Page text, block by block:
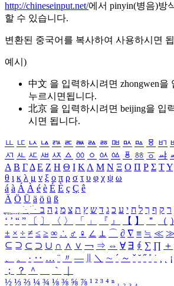
http://chineseinput.net/에서 pinyin(병음)방
할 수 있습니다.
변환된 중국어를 복사하여 사용하시면
예시)
中文 을 입력하시려면 zhongwen을
누르시면됩니다.
北京 을 입력하시려면 beijing을 입
시면 됩니다.
ㅥ ㅦ ㅧ ㅨ ㅩ ㅪ ㅫ ㅬ ㅭ ㅮ ㅯ ㅰ ㅱ ㅲ
ㅺ ㅻ ㅼ ㅽ ㅾ ㅿ ㆀ ㆁ ㆂ ㆃ ㆄ ㆅ ㆆ ㆇ
Α Β ΓΔ Ε Ζ Η Θ Ι ΚΛ Μ Ν Ξ Ο Π Ρ Σ ΤΥ
θ ι κ λ μ ν ξ ο π ρ σ τ υ φ χ ψ ω
á à Á À é è É È ç Ç ê
Ä Ö Ü ä ö ü ß
ִֶֹ ֻּ ׁׂ ר ק ף ך ל ח י ע כ ג ד ש ץ ת צ מ נ ה ב
‘ ’ “ ” 〔 〕 〈 〉 「 」 『 』 【 】 ＂ （ ）
± × ÷ ≠ ≤ ≥ ∞ ∴ ♂ ♀ ∠ ⊥ ⌒ ∂ ∇ ≡ ≒ ≪ ≫
⊆ ⊇ ⊂ ⊃ ∪ ∩ ∧ ∨ ￢ ⇒ ⇔ ∀ ∃ ∮ ∑ ∏ ＋
、
。 · ‥ … ¨ 〃 ― ＼ ∼ ´ ～ ˇ ˘ ˝ ˚ ˙ ¸ ¡
；
？ ＾ ｀
½ ⅓ ⅔ ¼ ¾ ⅛ ⅜ ⅝ ⅞ ¹ ² ³ ⁴ ⁿ ₁ ₂ ₃ ₄